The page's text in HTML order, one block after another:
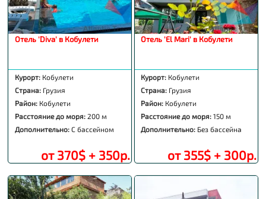
Отель 'Diva' в Кобулети
Курорт: Кобулети
Страна: Грузия
Район: Кобулети
Расстояние до моря: 200 м
Дополнительно: С бассейном
от 370$ + 350р.
Отель 'El Mari' в Кобулети
Курорт: Кобулети
Страна: Грузия
Район: Кобулети
Расстояние до моря:150 м
Дополнительно: Без бассейна
от 355$ + 300р.